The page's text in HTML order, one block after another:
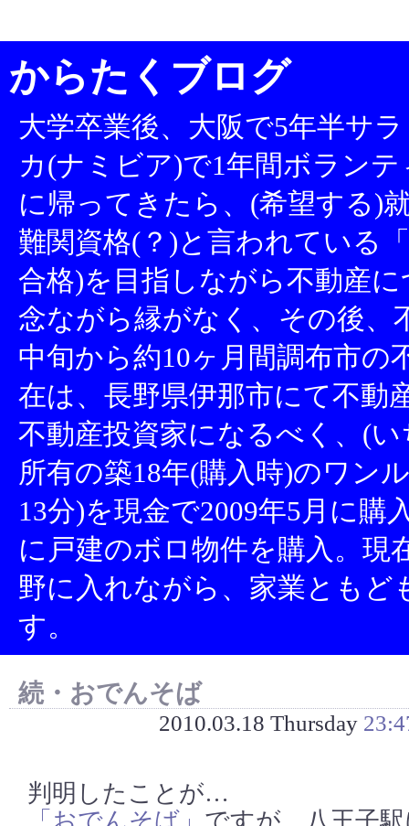
からたくブログ
大学卒業後、大阪で5年半サ
カ(ナミビア)で1年間ボラン
に帰ってきたら、(希望する)
難関資格(？)と言われている
合格)を目指しながら不動産
念ながら縁がなく、その後、
中旬から約10ヶ月間調布市の
在は、長野県伊那市にて不動
不動産投資家になるべく、(
所有の築18年(購入時)のワン
13分)を現金で2009年5月に購
に戸建のボロ物件を購入。現
野に入れながら、家業とも
す。
続・おでんそば
2010.03.18 Thursday
判明したことが…
「おでんそば」 ですが、八王子